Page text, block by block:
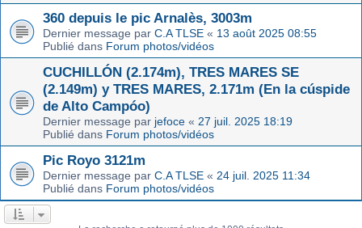
360 depuis le pic Arnalès, 3003m
Dernier message par C.A TLSE « 13 août 2025 08:55
Publié dans Forum photos/vidéos
CUCHILLÓN (2.174m), TRES MARES SE
(2.149m) y TRES MARES, 2.171m (En la cúspide
de Alto Campóo)
Dernier message par jefoce « 27 juil. 2025 18:19
Publié dans Forum photos/vidéos
Pic Royo 3121m
Dernier message par C.A TLSE « 24 juil. 2025 11:34
Publié dans Forum photos/vidéos